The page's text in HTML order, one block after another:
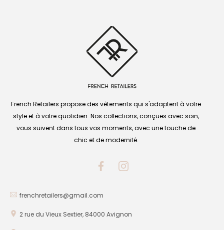
French Retailers propose des vêtements qui s'adaptent à votre
style et à votre quotidien. Nos collections, conçues avec soin,
vous suivent dans tous vos moments, avec une touche de
chic et de modernité.
frenchretailers@gmail.com
2 rue du Vieux Sextier, 84000 Avignon